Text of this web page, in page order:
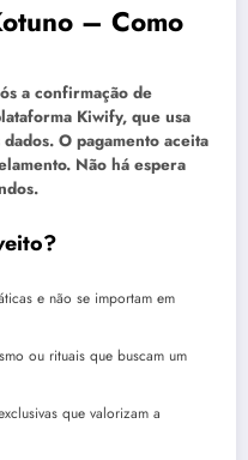
– Como
a confirmação de
Kiwify, que usa
O pagamento aceita
Não há espera
e não se importam em
ou rituais que buscam um
que valorizam a